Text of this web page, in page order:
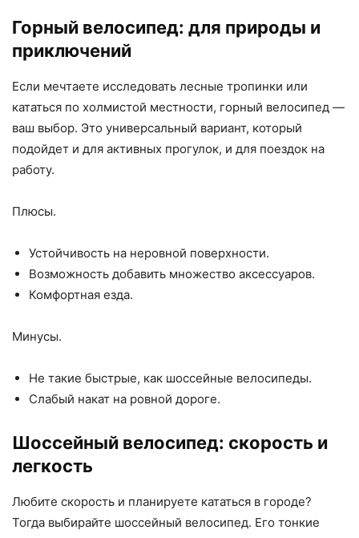
Горный велосипед: для природы и
приключений
Если мечтаете исследовать лесные тропинки или
кататься по холмистой местности, горный велосипед —
ваш выбор. Это универсальный вариант, который
подойдет и для активных прогулок, и для поездок на
работу.
Плюсы.
Устойчивость на неровной поверхности.
Возможность добавить множество аксессуаров.
Комфортная езда.
Минусы.
Не такие быстрые, как шоссейные велосипеды.
Слабый накат на ровной дороге.
Шоссейный велосипед: скорость и
легкость
Любите скорость и планируете кататься в городе?
Тогда выбирайте шоссейный велосипед. Его тонкие